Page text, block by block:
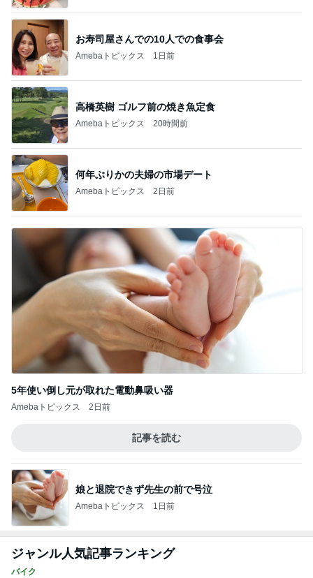
お寿司屋さんでの10人での食事会
Amebaトピックス 1日前
高橋英樹 ゴルフ前の焼き魚定食
Amebaトピックス 20時間前
何年ぶりかの夫婦の市場デート
Amebaトピックス 2日前
5年使い倒し元が取れた電動鼻吸い器
Amebaトピックス 2日前
記事を読む
娘と退院できず先生の前で号泣
Amebaトピックス 1日前
ジャンル人気記事ランキング
バイク